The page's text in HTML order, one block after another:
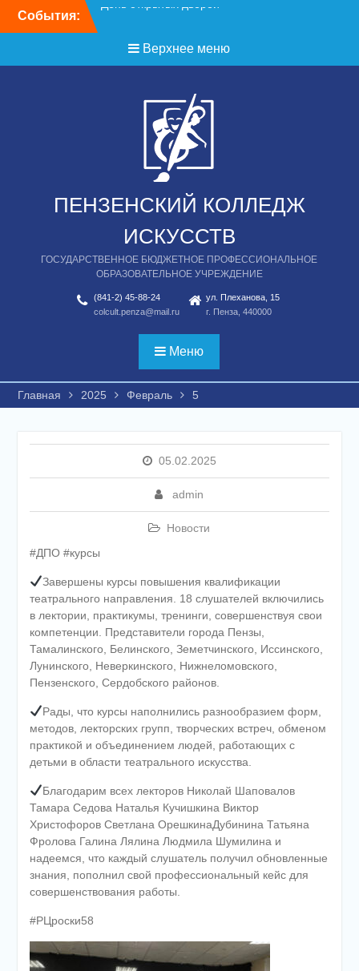
События:
Верхнее меню
ПЕНЗЕНСКИЙ КОЛЛЕДЖ
ИСКУССТВ
ГОСУДАРСТВЕННОЕ БЮДЖЕТНОЕ ПРОФЕССИОНАЛЬНОЕ
ОБРАЗОВАТЕЛЬНОЕ УЧРЕЖДЕНИЕ
(841-2) 45-88-24
colcult.penza@mail.ru
ул. Плеханова, 15
г. Пенза, 440000
Меню
Главная 2025 Февраль 5
05.02.2025
admin
Новости
#ДПО #курсы
Завершены курсы повышения квалификации
театрального направления. 18 слушателей включились
в лектории, практикумы, тренинги, совершенствуя свои
компетенции. Представители города Пензы,
Тамалинского, Белинского, Земетчинского, Иссинского,
Лунинского, Неверкинского, Нижнеломовского,
Пензенского, Сердобского районов.
Рады, что курсы наполнились разнообразием форм,
методов, лекторских групп, творческих встреч, обменом
практикой и объединением людей, работающих с
детьми в области театрального искусства.
Благодарим всех лекторов Николай Шаповалов
Тамара Седова Наталья Кучишкина Виктор
Христофоров Светлана ОрешкинаДубинина Татьяна
Фролова Галина Лялина Людмила Шумилина и
надеемся, что каждый слушатель получил обновленные
знания, пополнил свой профессиональный кейс для
совершенствования работы.
#РЦроски58